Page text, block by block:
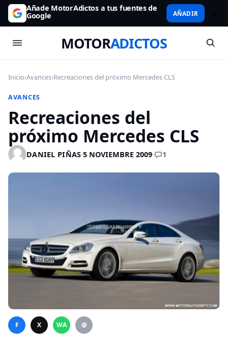
Añade MotorAdictos a tus fuentes de
Google AÑADIR
MOTORADICTOS
Inicio›Avances›Recreaciones del próximo Mercedes CLS
AVANCES
Recreaciones del
próximo Mercedes CLS
DANIEL PIÑAS·5 NOVIEMBRE 2009· 1
F X WA @